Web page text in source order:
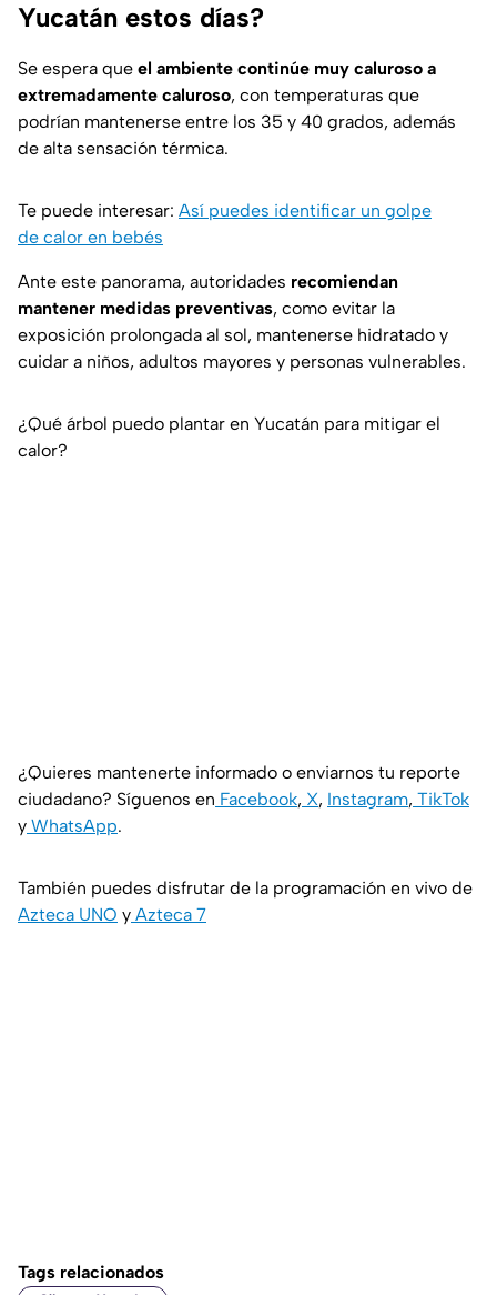
Yucatán estos días?
Se espera que el ambiente continúe muy caluroso a
extremadamente caluroso, con temperaturas que
podrían mantenerse entre los 35 y 40 grados, además
de alta sensación térmica.
Te puede interesar: Así puedes identificar un golpe
de calor en bebés
Ante este panorama, autoridades recomiendan
mantener medidas preventivas, como evitar la
exposición prolongada al sol, mantenerse hidratado y
cuidar a niños, adultos mayores y personas vulnerables.
¿Qué árbol puedo plantar en Yucatán para mitigar el
calor?
¿Quieres mantenerte informado o enviarnos tu reporte
ciudadano? Síguenos en Facebook, X, Instagram, TikTok
y WhatsApp.
También puedes disfrutar de la programación en vivo de
Azteca UNO y Azteca 7
Tags relacionados